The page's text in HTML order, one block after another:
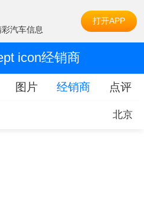
汽车信息
打开APP
icon经销商
图片 经销商 点评
北京